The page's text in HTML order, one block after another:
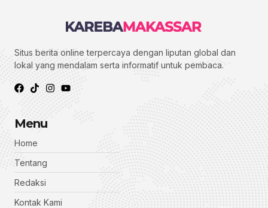
Situs berita online terpercaya dengan liputan global dan
lokal yang mendalam serta informatif untuk pembaca.
Menu
Home
Tentang
Redaksi
Kontak Kami